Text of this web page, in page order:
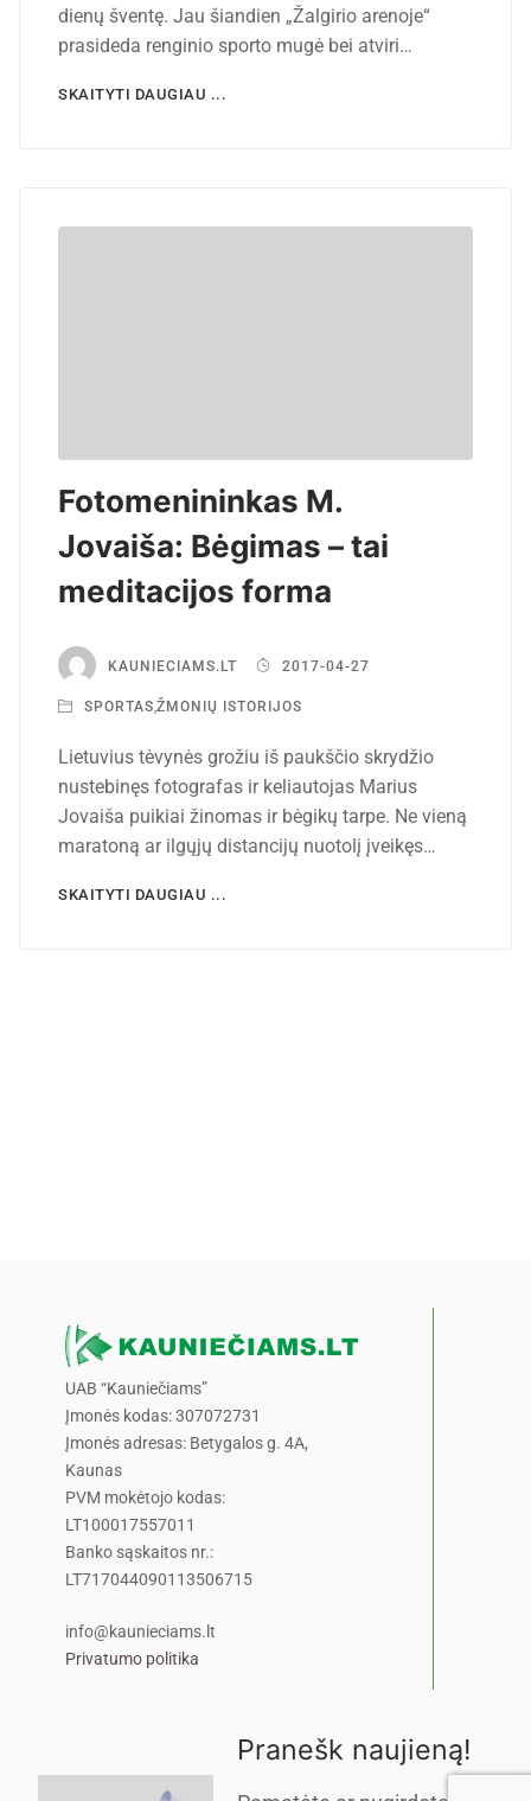
dienų šventę. Jau šiandien „Žalgirio arenoje“
prasideda renginio sporto mugė bei atviri…
SKAITYTI DAUGIAU ...
Fotomenininkas M.
Jovaiša: Bėgimas – tai
meditacijos forma
KAUNIECIAMS.LT 2017-04-27
SPORTAS,ŽMONIŲ ISTORIJOS
Lietuvius tėvynės grožiu iš paukščio skrydžio
nustebinęs fotografas ir keliautojas Marius
Jovaiša puikiai žinomas ir bėgikų tarpe. Ne vieną
maratoną ar ilgųjų distancijų nuotolį įveikęs…
SKAITYTI DAUGIAU ...
UAB “Kauniečiams”
Įmonės kodas: 307072731
Įmonės adresas: Betygalos g. 4A,
Kaunas
PVM mokėtojo kodas:
LT100017557011
Banko sąskaitos nr.:
LT717044090113506715
info@kaunieciams.lt
Privatumo politika
Pranešk naujieną!